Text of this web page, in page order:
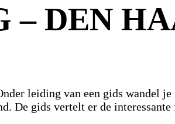
– DEN
leiding van een gids wandel
De gids vertelt er de